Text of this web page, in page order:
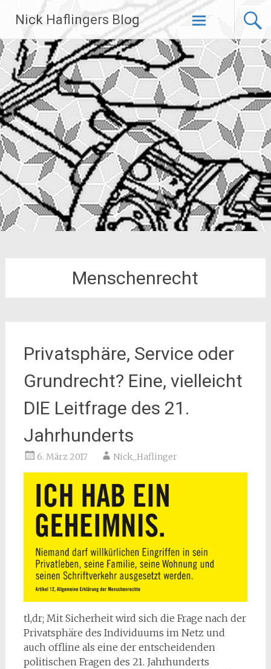
Inhalt
springen
Nick Haflingers Blog
Menschenrecht
Privatsphäre, Service oder
Grundrecht? Eine, vielleicht
DIE Leitfrage des 21.
Jahrhunderts
6. März 2017 Nick_Haflinger
tl,dr; Mit Sicherheit wird sich die Frage nach der
Privatsphäre des Individuums im Netz und
auch offline als eine der entscheidenden
politischen Fragen des 21. Jahrhunderts